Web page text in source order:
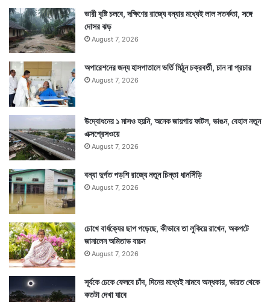
ভারী বৃষ্টি চলবে, দক্ষিণের রাজ্যে বন্যার মধ্যেই লাল সতর্কতা, সঙ্গে
দোসর ঝড়
August 7, 2026
অপারেশনের জন্য হাসপাতালে ভর্তি মিঠুন চক্রবর্তী, চান না প্রচার
August 7, 2026
উদ্বোধনের ১ মাসও হয়নি, অনেক জায়গায় ফাটল, ভাঙন, বেহাল নতুন
এক্সপ্রেসওয়ে
August 7, 2026
বন্যা দুর্গত পড়শি রাজ্যে নতুন চিন্তা ধানসিঁড়ি
August 7, 2026
চোখে বার্ধক্যের ছাপ পড়েছে, কীভাবে তা লুকিয়ে রাখেন, অকপটে
জানালেন অমিতাভ বচ্চন
August 7, 2026
সূর্যকে ঢেকে ফেলবে চাঁদ, দিনের মধ্যেই নামবে অন্ধকার, ভারত থেকে
কতটা দেখা যাবে